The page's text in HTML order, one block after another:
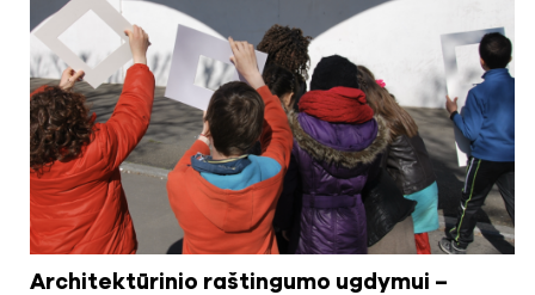
Architektūrinio raštingumo ugdymui –